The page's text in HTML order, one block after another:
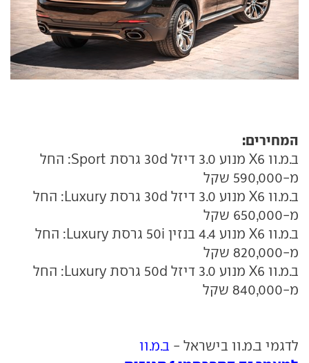
המחירים:
ב.מ.וו X6 מנוע 3.0 דיזל 30d גרסת Sport: החל
מ-590,000 שקל
ב.מ.וו X6 מנוע 3.0 דיזל 30d גרסת Luxury: החל
מ-650,000 שקל
ב.מ.וו X6 מנוע 4.4 בנזין 50i גרסת Luxury: החל
מ-820,000 שקל
ב.מ.וו X6 מנוע 3.0 דיזל 50d גרסת Luxury: החל
מ-840,000 שקל
לדגמי ב.מ.וו בישראל - ב.מ.וו